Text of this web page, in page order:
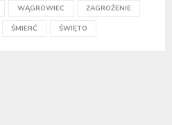
WĄGROWIEC ZAGROŻENIE
ŚMIERĆ ŚWIĘTO